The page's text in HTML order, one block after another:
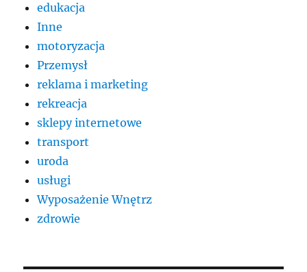
edukacja
Inne
motoryzacja
Przemysł
reklama i marketing
rekreacja
sklepy internetowe
transport
uroda
usługi
Wyposażenie Wnętrz
zdrowie